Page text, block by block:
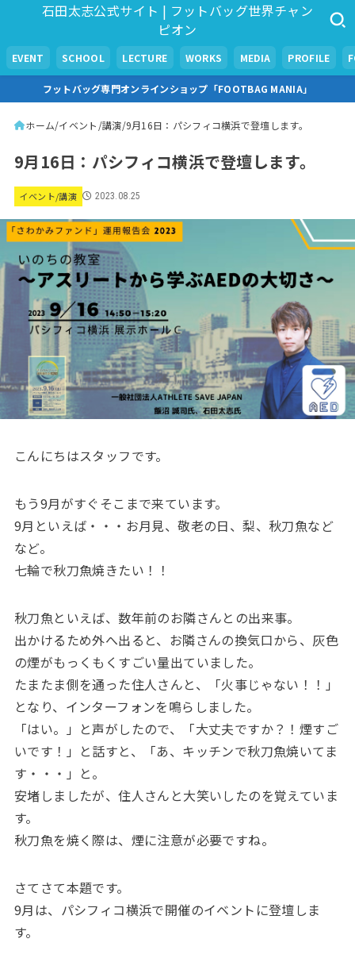
石田太志公式サイト | フットバッグ世界チャン
ピオン
EVENT SCHOOL LECTURE WORKS MEDIA PROFILE
フットバッグ専門オンラインショップ「FOOTBAG MANIA」
ホーム イベント/講演 9月16日：パシフィコ横浜で登壇します。
9月16日：パシフィコ横浜で登壇します。
イベント/講演 2023.08.25
こんにちはスタッフです。
もう9月がすぐそこまで来ています。
9月といえば・・・お月見、敬老の日、梨、秋刀魚など
など。
七輪で秋刀魚焼きたい！！
秋刀魚といえば、数年前のお隣さんとの出来事。
出かけるため外へ出ると、お隣さんの換気口から、灰色
の煙がもっくもくすごい量出ていました。
たまたま側を通った住人さんと、「火事じゃない！！」
となり、インターフォンを鳴らしました。
「はい。」と声がしたので、「大丈夫ですか？！煙すご
いです！」と話すと、「あ、キッチンで秋刀魚焼いてま
す・・・」と。
安堵しましたが、住人さんと大笑いしたのを覚えていま
す。
秋刀魚を焼く際は、煙に注意が必要ですね。
さてさて本題です。
9月は、パシフィコ横浜で開催のイベントに登壇しま
す。